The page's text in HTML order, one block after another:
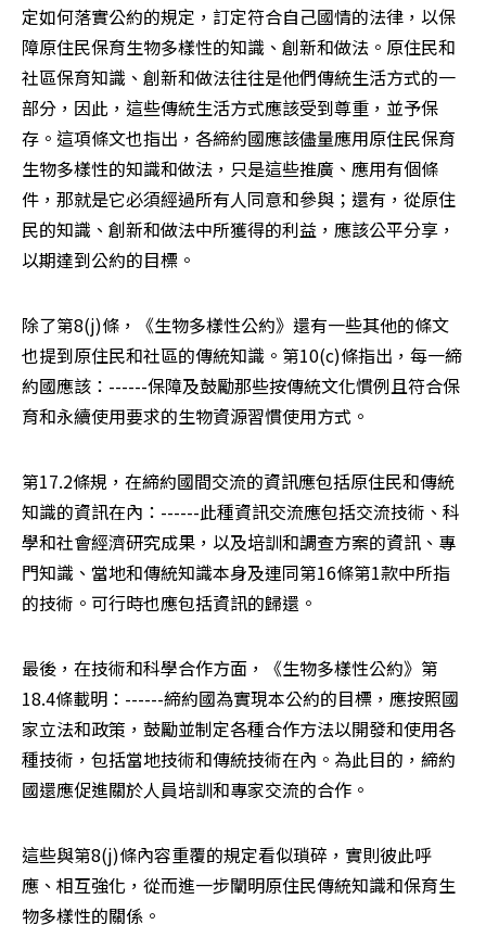
定如何落實公約的規定，訂定符合自己國情的法律，以保
障原住民保育生物多樣性的知識、創新和做法。原住民和
社區保育知識、創新和做法往往是他們傳統生活方式的一
部分，因此，這些傳統生活方式應該受到尊重，並予保
存。這項條文也指出，各締約國應該儘量應用原住民保育
生物多樣性的知識和做法，只是這些推廣、應用有個條
件，那就是它必須經過所有人同意和參與；還有，從原住
民的知識、創新和做法中所獲得的利益，應該公平分享，
以期達到公約的目標。
除了第8(j)條，《生物多樣性公約》還有一些其他的條文
也提到原住民和社區的傳統知識。第10(c)條指出，每一締
約國應該：------保障及鼓勵那些按傳統文化慣例且符合保
育和永續使用要求的生物資源習慣使用方式。
第17.2條規，在締約國間交流的資訊應包括原住民和傳統
知識的資訊在內：------此種資訊交流應包括交流技術、科
學和社會經濟研究成果，以及培訓和調查方案的資訊、專
門知識、當地和傳統知識本身及連同第16條第1款中所指
的技術。可行時也應包括資訊的歸還。
最後，在技術和科學合作方面，《生物多樣性公約》第
18.4條載明：------締約國為實現本公約的目標，應按照國
家立法和政策，鼓勵並制定各種合作方法以開發和使用各
種技術，包括當地技術和傳統技術在內。為此目的，締約
國還應促進關於人員培訓和專家交流的合作。
這些與第8(j)條內容重覆的規定看似瑣碎，實則彼此呼
應、相互強化，從而進一步闡明原住民傳統知識和保育生
物多樣性的關係。